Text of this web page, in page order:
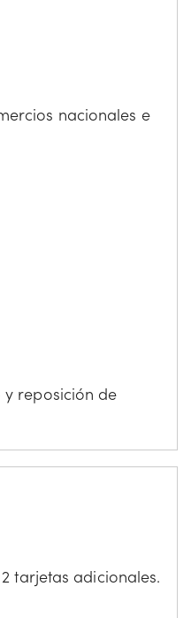
nacionales e
reposición de
tarjetas adicionales.